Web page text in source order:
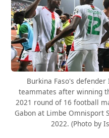
Burkina Faso's
teammates after winning
2021 round of 16 football
Gabon at Limbe Omnisport
2022. (Photo by